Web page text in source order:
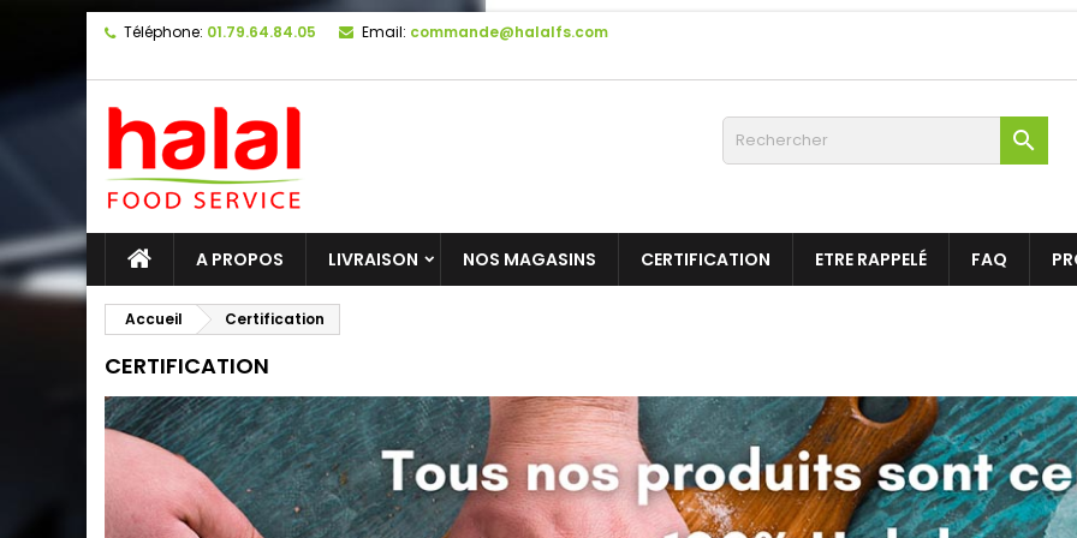
Téléphone: 01.79.64.84.05 Email: commande@halalfs.com

A PROPOS LIVRAISON NOS MAGASINS CERTIFICATION ETRE RAPPELÉ FAQ
Accueil Certification
CERTIFICATION